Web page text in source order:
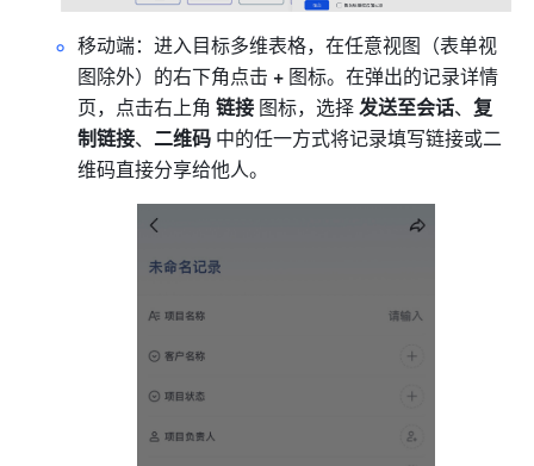
移动端：进入目标多维表格，在任意视图（表单视
图除外）的右下角点击 + 图标。在弹出的记录详情
页，点击右上角 链接 图标，选择 发送至会话、复
制链接、 二维码 中的任一方式将记录填写链接或二
维码直接分享给他人。